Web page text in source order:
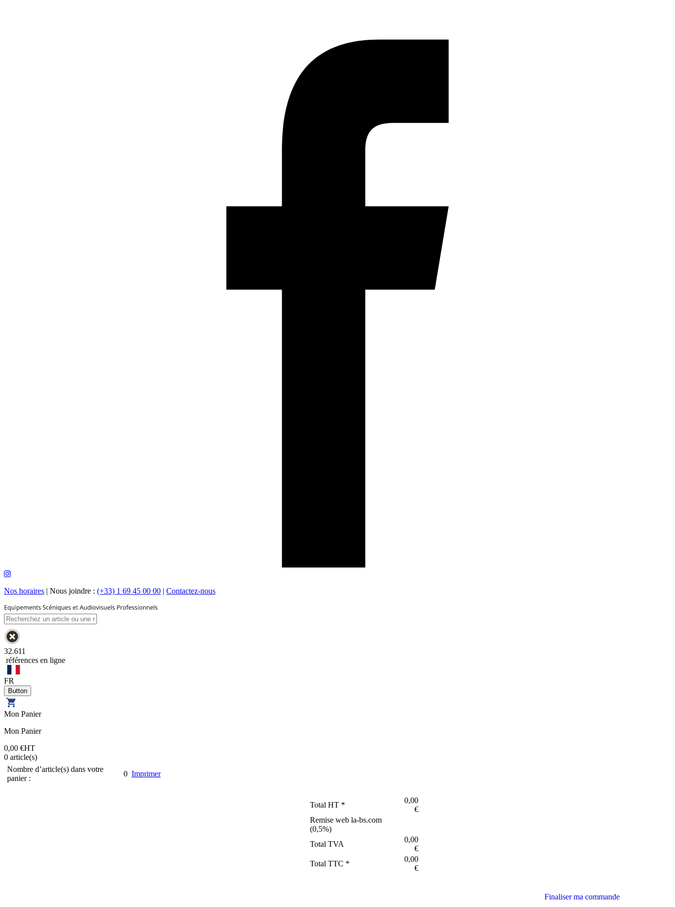
Nos horaires | Nous joindre : (+33) 1 69 45 00 00 | Contactez-nous
32.611
références en ligne
FR
Mon Panier
Mon Panier
0,00 €HT
0 article(s)
Nombre d’article(s) dans votre
panier :
0 Imprimer
Total HT *
0,00
€
Remise web la-bs.com
(0,5%)
Total TVA
0,00
€
Total TTC *
0,00
€
Finaliser ma commande